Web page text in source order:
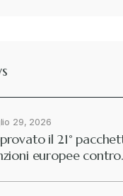
29, 2026
il 21°
europee